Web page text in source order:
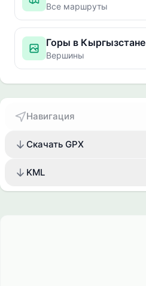
Все маршруты
Горы в Кыргызстане
Вершины
Навигация
Скачать GPX
KML